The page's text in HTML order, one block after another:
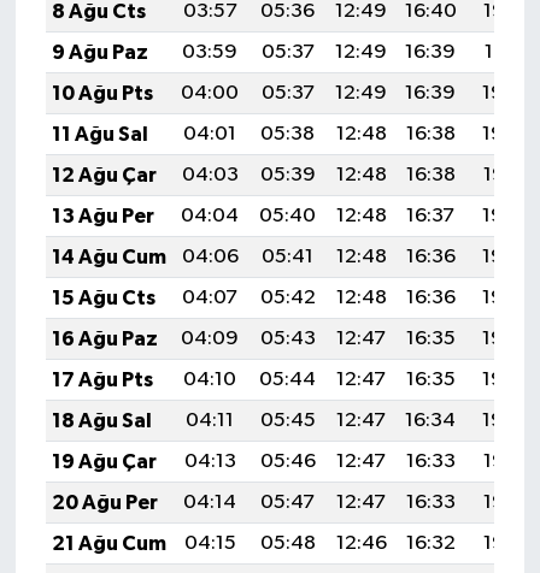
8 Ağu Cts
03:57 05:36 12:49 16:40
19:52
9 Ağu Paz
03:59 05:37 12:49 16:39
19:51
10 Ağu Pts
04:00 05:37 12:49 16:39
19:50
11 Ağu Sal
04:01 05:38 12:48 16:38
19:48
12 Ağu Çar
04:03 05:39 12:48 16:38
19:47
13 Ağu Per
04:04 05:40 12:48 16:37
19:46
14 Ağu Cum
04:06 05:41 12:48 16:36
19:44
15 Ağu Cts
04:07 05:42 12:48 16:36
19:43
16 Ağu Paz
04:09 05:43 12:47 16:35
19:42
17 Ağu Pts
04:10 05:44 12:47 16:35
19:40
18 Ağu Sal
04:11 05:45 12:47 16:34
19:39
19 Ağu Çar
04:13 05:46 12:47 16:33
19:38
20 Ağu Per
04:14 05:47 12:47 16:33
19:36
21 Ağu Cum
04:15 05:48 12:46 16:32
19:35